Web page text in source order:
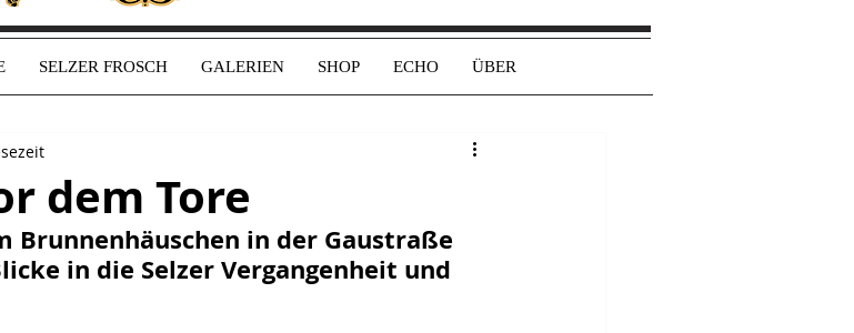
SELZER FROSCH GALERIEN SHOP ECHO ÜBER
dem Tore
Brunnenhäuschen in der Gaustraße
in die Selzer Vergangenheit und